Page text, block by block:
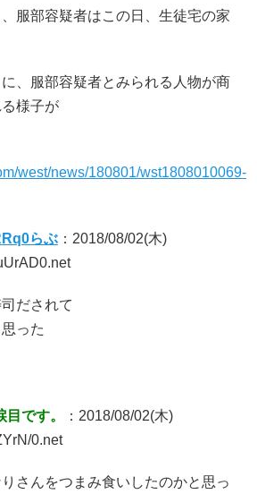
服部容疑者はこの日、生徒宅の家
、服部容疑者とみられる人物が商
様子が
west/news/180801/wst1808010069-
らぶ：2018/08/02(木)
だされて
った
です。
：2018/08/02(木)
0.net
さんをつまみ食いしたのかと思っ